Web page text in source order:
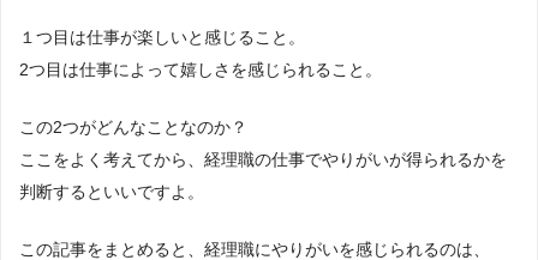
１つ目は仕事が楽しいと感じること。
2つ目は仕事によって嬉しさを感じられること。
この2つがどんなことなのか？
ここをよく考えてから、経理職の仕事でやりがいが得られるかを
判断するといいですよ。
この記事をまとめると、経理職にやりがいを感じられるのは、